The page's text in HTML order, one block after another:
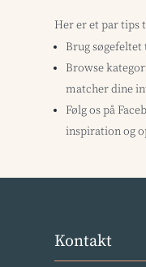
Her er et par tips
Brug
Browse
matcher dine
Følg os på
inspiration og
Kontakt